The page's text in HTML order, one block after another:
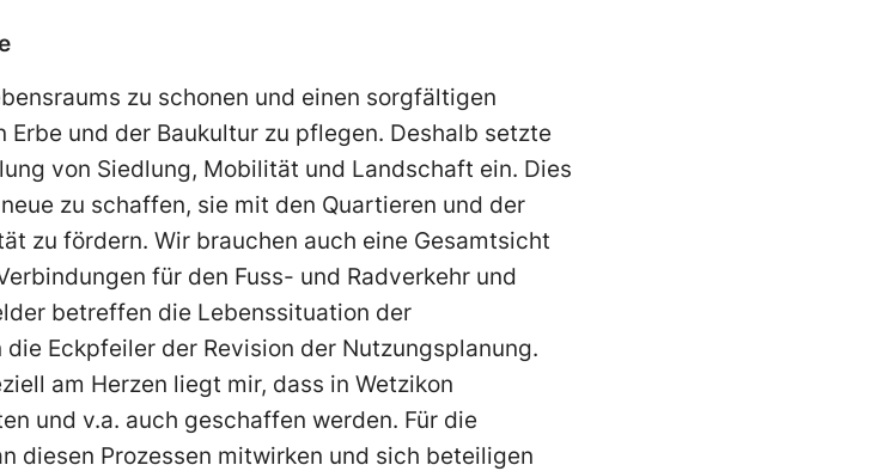
zu schonen und einen sorgfältigen
und der Baukultur zu pflegen. Deshalb setzte
von Siedlung, Mobilität und Landschaft ein. Dies
zu schaffen, sie mit den Quartieren und der
zu fördern. Wir brauchen auch eine Gesamtsicht
für den Fuss- und Radverkehr und
betreffen die Lebenssituation der
Eckpfeiler der Revision der Nutzungsplanung.
am Herzen liegt mir, dass in Wetzikon
und v.a. auch geschaffen werden. Für die
diesen Prozessen mitwirken und sich beteiligen